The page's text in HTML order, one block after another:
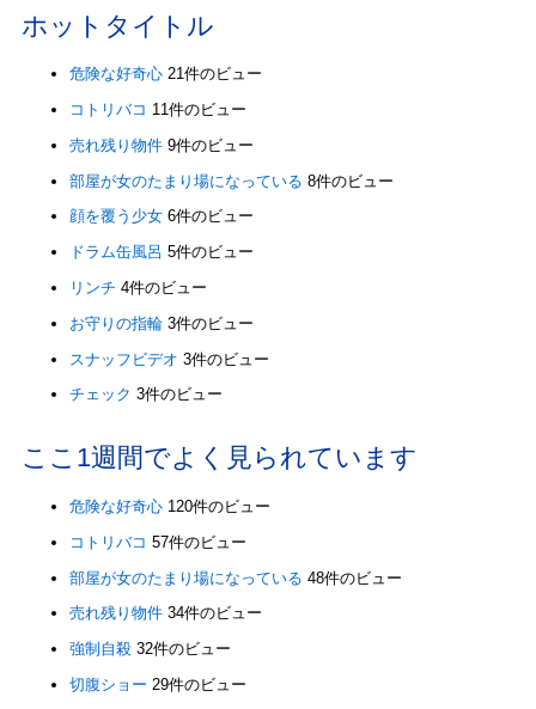
ホットタイトル
危険な好奇心 21件のビュー
コトリバコ 11件のビュー
売れ残り物件 9件のビュー
部屋が女のたまり場になっている 8件のビュー
顔を覆う少女 6件のビュー
ドラム缶風呂 5件のビュー
リンチ 4件のビュー
お守りの指輪 3件のビュー
スナッフビデオ 3件のビュー
チェック 3件のビュー
ここ1週間でよく見られています
危険な好奇心 120件のビュー
コトリバコ 57件のビュー
部屋が女のたまり場になっている 48件のビュー
売れ残り物件 34件のビュー
強制自殺 32件のビュー
切腹ショー 29件のビュー